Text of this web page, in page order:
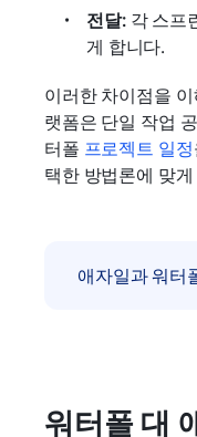
전달: 각 스프
게 합니다.
이러한 차이점을
랫폼은 단일 작업
터폴 프로젝트 일정
택한 방법론에 맞
애자일과 워터
워터폴 대